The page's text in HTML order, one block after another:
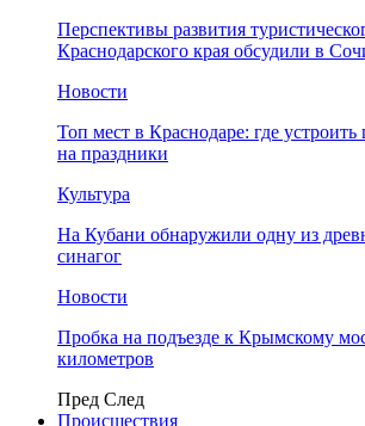
Перспективы развития
Краснодарского края обсудили в
Новости
Топ мест в Краснодаре: где
на праздники
Культура
На Кубани обнаружили одну из
синагог
Новости
Пробка на подъезде к Крымскому
километров
Пред След
Происшествия